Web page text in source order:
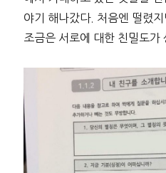
야기 해나갔다. 처음엔 떨렸
조금은 서로에 대한 친밀도가